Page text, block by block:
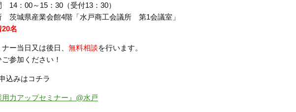
14：00～15：30（受付13：30）
茨城県産業会館4階「水戸商工会議所 第1会議室」
20名
ナー当日又は後日、 無料相談を行います。
参加ください！
込みはコチラ
用力アップセミナー』@水戸